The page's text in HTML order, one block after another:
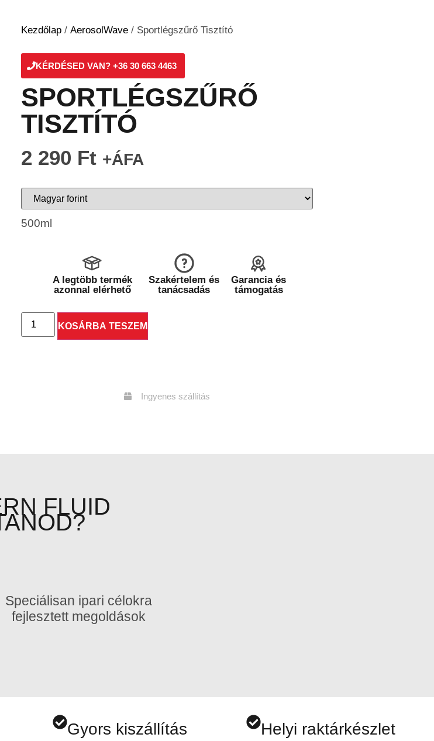
Kezdőlap /AerosolWave / Sportlégszűrő Tisztító
KÉRDÉSED VAN? +36 30 663 4463
SPORTLÉGSZŰRŐ
TISZTÍTÓ
2 290 Ft +ÁFA
500ml
A legtöbb termék
azonnal elérhető
Szakértelem és
tanácsadás
Garancia és
támogatás
KOSÁRBA TESZEM
Ingyenes szállítás
FLUID
Speciálisan ipari célokra
fejlesztett megoldások
Gyors kiszállítás Helyi raktárkészlet